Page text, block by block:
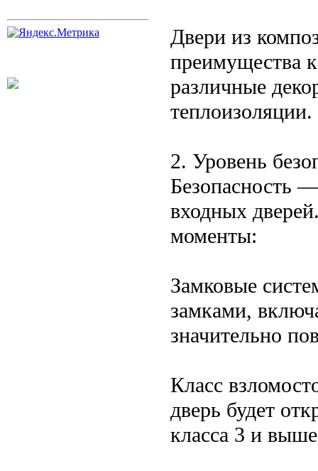
Двери из
преимущества
различные
теплоизоляции.
2. Уровень
Безопасность
входных
моменты:
Замковые
замками,
значительно
Класс
дверь будет
класса 3 и